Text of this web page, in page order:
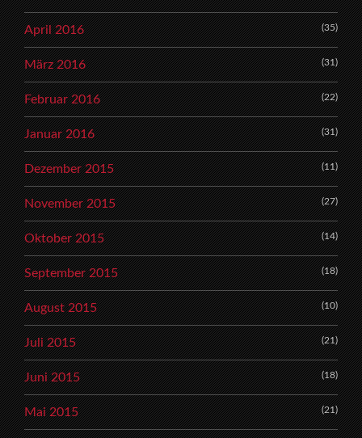
April 2016 (35)
März 2016 (31)
Februar 2016 (22)
Januar 2016 (31)
Dezember 2015 (11)
November 2015 (27)
Oktober 2015 (14)
September 2015 (18)
August 2015 (10)
Juli 2015 (21)
Juni 2015 (18)
Mai 2015 (21)